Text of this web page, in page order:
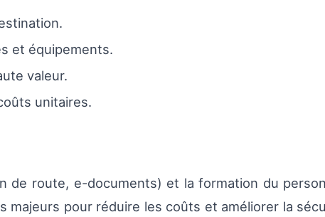
et équipements.
valeur.
unitaires.
de route, e-documents) et la formation du
majeurs pour réduire les coûts et améliorer la